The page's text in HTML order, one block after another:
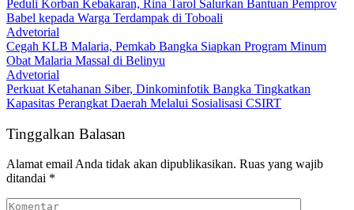
Babel kepada Warga Terdampak di Toboali
Advetorial
Cegah KLB Malaria, Pemkab Bangka Siapkan Program Minum
Obat Malaria Massal di Belinyu
Advetorial
Perkuat Ketahanan Siber, Dinkominfotik Bangka Tingkatkan
Kapasitas Perangkat Daerah Melalui Sosialisasi CSIRT
ditandai*